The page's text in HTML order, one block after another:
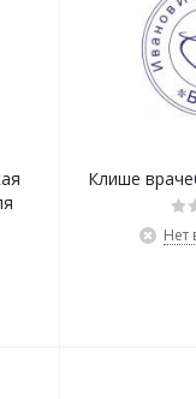
Клише
Нет